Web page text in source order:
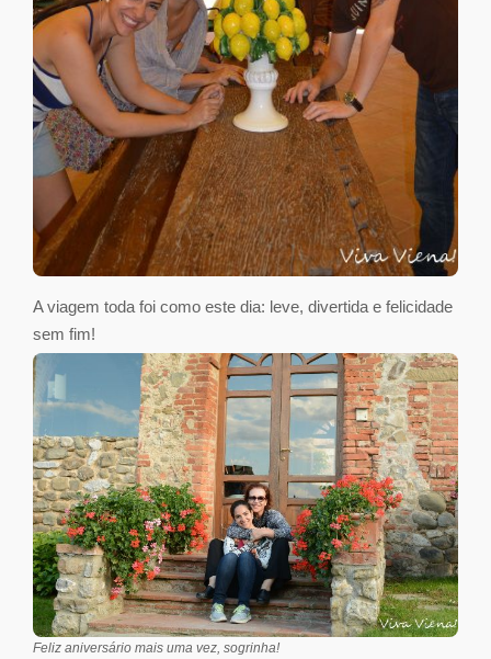
A viagem toda foi como este dia: leve, divertida e felicidade
sem fim!
Feliz aniversário mais uma vez, sogrinha!